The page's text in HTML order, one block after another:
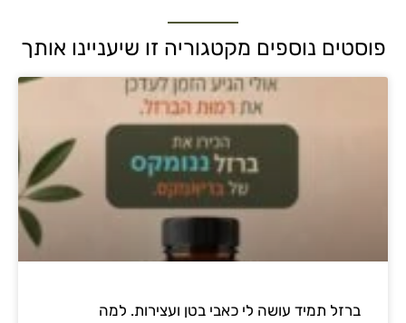
פוסטים נוספים מקטגוריה זו שיעניינו אותך
ברזל תמיד עושה לי כאבי בטן ועצירות. למה